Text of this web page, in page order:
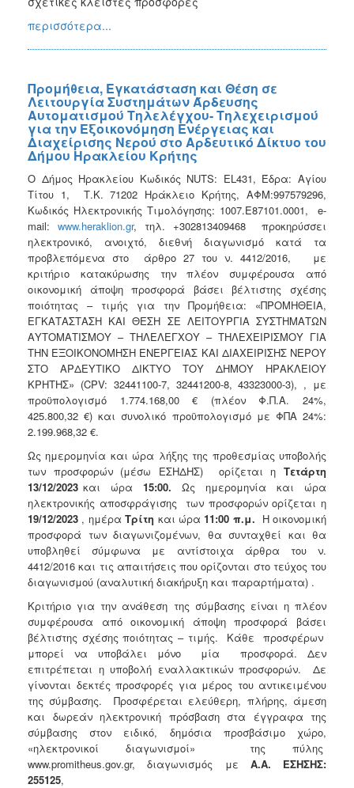
περισσότερα...
Προμήθεια, Εγκατάσταση και Θέση σε
Λειτουργία Συστημάτων Άρδευσης
Αυτοματισμού Τηλελέγχου- Τηλεχειρισμού
για την Εξοικονόμηση Ενέργειας και
Διαχείρισης Νερού στο Αρδευτικό Δίκτυο του
Δήμου Ηρακλείου Κρήτης
Ο Δήμος Ηρακλείου Κωδικός ΝUTS: EL431, Έδρα: Αγίου
Τίτου 1, Τ.Κ. 71202 Ηράκλειο Κρήτης, ΑΦΜ:997579296,
Κωδικός Ηλεκτρονικής Τιμολόγησης: 1007.Ε87101.0001, e-
mail: www.heraklion.gr, τηλ. +302813409468 προκηρύσσει
ηλεκτρονικό, ανοιχτό, διεθνή διαγωνισμό κατά τα
προβλεπόμενα στο άρθρο 27 του ν. 4412/2016, με
κριτήριο κατακύρωσης την πλέον συμφέρουσα από
οικονομική άποψη προσφορά βάσει βέλτιστης σχέσης
ποιότητας – τιμής για την Προμήθεια: «ΠΡΟΜΗΘΕΙΑ,
ΕΓΚΑΤΑΣΤΑΣΗ ΚΑΙ ΘΕΣΗ ΣΕ ΛΕΙΤΟΥΡΓΙΑ ΣΥΣΤΗΜΑΤΩΝ
ΑΥΤΟΜΑΤΙΣΜΟΥ – ΤΗΛΕΛΕΓΧΟΥ – ΤΗΛΕΧΕΙΡΙΣΜΟΥ ΓΙΑ
ΤΗΝ ΕΞΟΙΚΟΝΟΜΗΣΗ ΕΝΕΡΓΕΙΑΣ ΚΑΙ ΔΙΑΧΕΙΡΙΣΗΣ ΝΕΡΟΥ
ΣΤΟ ΑΡΔΕΥΤΙΚΟ ΔΙΚΤΥΟ ΤΟΥ ΔΗΜΟΥ ΗΡΑΚΛΕΙΟΥ
ΚΡΗΤΗΣ» (CPV: 32441100-7, 32441200-8, 43323000-3), , με
προϋπολογισμό 1.774.168,00 € (πλέον Φ.Π.Α. 24%,
425.800,32 €) και συνολικό προϋπολογισμό με ΦΠΑ 24%:
2.199.968,32 €.
Ως ημερομηνία και ώρα λήξης της προθεσμίας υποβολής
των προσφορών (μέσω ΕΣΗΔΗΣ) ορίζεται η Τετάρτη
13/12/2023 και ώρα15:00. Ως ημερομηνία και ώρα
ηλεκτρονικής αποσφράγισης των προσφορών ορίζεται η
19/12/2023 , ημέραΤρίτη και ώρα11:00 π.μ. Η οικονομική
προσφορά των διαγωνιζομένων, θα συνταχθεί και θα
υποβληθεί σύμφωνα με αντίστοιχα άρθρα του ν.
4412/2016 και τις απαιτήσεις που ορίζονται στο τεύχος του
διαγωνισμού (αναλυτική διακήρυξη και παραρτήματα) .
Κριτήριο για την ανάθεση της σύμβασης είναι η πλέον
συμφέρουσα από οικονομική άποψη προσφορά βάσει
βέλτιστης σχέσης ποιότητας – τιμής. Κάθε προσφέρων
μπορεί να υποβάλει μόνο μία προσφορά. Δεν
επιτρέπεται η υποβολή εναλλακτικών προσφορών. Δε
γίνονται δεκτές προσφορές για μέρος του αντικειμένου
της σύμβασης. Προσφέρεται ελεύθερη, πλήρης, άμεση
και δωρεάν ηλεκτρονική πρόσβαση στα έγγραφα της
σύμβασης στον ειδικό, δημόσια προσβάσιμο χώρο,
«ηλεκτρονικοί διαγωνισμοί» της πύλης
www.promitheus.gov.gr, διαγωνισμός με Α.Α. ΕΣΗΣΗΣ:
255125,